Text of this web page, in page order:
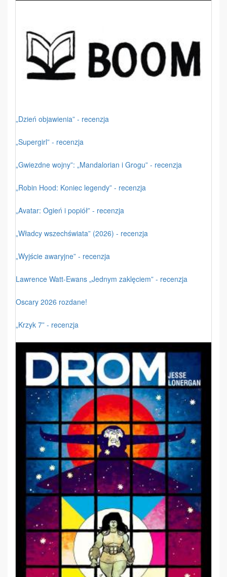
„Dzień objawienia” - recenzja
„Supergirl” - recenzja
„Gwiezdne wojny”: „Mandalorian i Grogu” - recenzja
„Robin Hood: Koniec legendy” - recenzja
„Avatar: Ogień i popiół” - recenzja
„Władcy wszechświata” (2026) - recenzja
„Wyjście awaryjne” - recenzja
Lawrence Watt-Ewans „Jednym zaklęciem” - recenzja
Oscary 2026 rozdane!
„Krzyk 7” - recenzja